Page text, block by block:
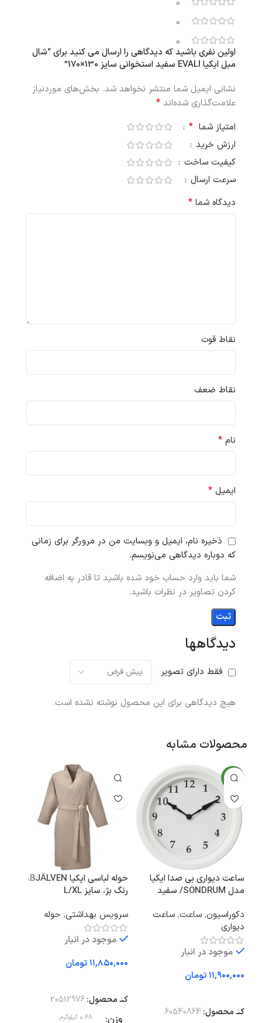
0
0
0
دیدگاهها
فقط دارای تصویر
هیچ دیدگاهی برای این محصول نوشته نشده است.
اولین نفری باشید که دیدگاهی را ارسال می کنید برای “شال
مبل ایکیا EVALI سفید استخوانی سایز 130×170”
نشانی ایمیل شما منتشر نخواهد شد. بخش‌های موردنیاز
علامت‌گذاری شده‌اند *
امتیاز شما *
ارزش خرید
کیفیت ساخت
سرعت ارسال
دیدگاه شما *
نقاط قوت
نقاط ضعف
نام *
ایمیل *
ذخیره نام، ایمیل و وبسایت من در مرورگر برای زمانی
که دوباره دیدگاهی می‌نویسم.
شما باید وارد حساب خود شده باشید تا قادر به اضافه
کردن تصاویر در نظرات باشید.
محصولات مشابه
جدید
ساعت دیواری بی صدا ایکیا
مدل SONDRUM/ سفید
دکوراسیون, ساعت, ساعت
دیواری
موجود در انبار
تومان
کد محصول:60540864
حوله لباسی ایکیا BJÄLVEN،
رنگ بژ، سایز L/XL
سرویس بهداشتی, حوله
موجود در انبار
تومان
کد محصول:20512976
وزن 0.68 کیلوگرم